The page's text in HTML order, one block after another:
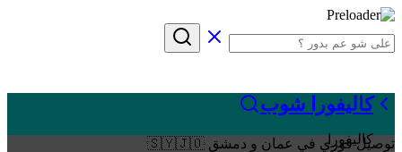
كاليفورا شوب
كاليفورا
توصيل فوري في عمان و دمشق 🇸🇾🇯🇴